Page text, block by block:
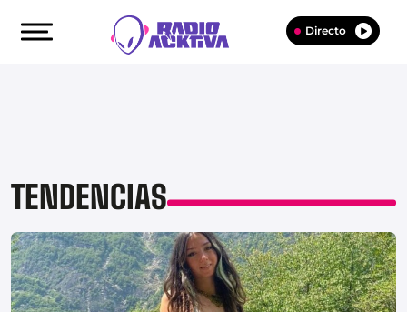
Directo
TENDENCIAS